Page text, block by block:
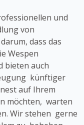
und
von
dass das
Wespen
bieten auch
künftiger
auf Ihrem
möchten, warten
Wir stehen gerne